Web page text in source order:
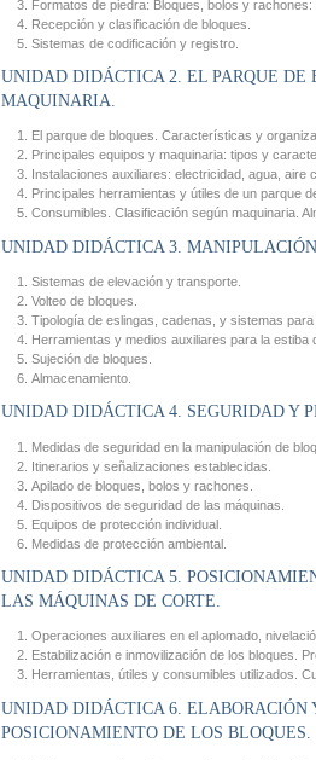
Formatos de piedra: Bloques, bolos y rachones:
Recepción y clasificación de bloques.
Sistemas de codificación y registro.
UNIDAD DIDÁCTICA 2. EL PARQUE DE
MAQUINARIA.
El parque de bloques. Características y
Principales equipos y maquinaria: tipos y
Instalaciones auxiliares: electricidad, agua, aire
Principales herramientas y útiles de un parque
Consumibles. Clasificación según maquinaria.
UNIDAD DIDÁCTICA 3.
Sistemas de elevación y transporte.
Volteo de bloques.
Tipología de eslingas, cadenas, y sistemas para
Herramientas y medios auxiliares para la estiba
Sujeción de bloques.
Almacenamiento.
UNIDAD DIDÁCTICA 4. SEGURIDAD Y
Medidas de seguridad en la manipulación de
Itinerarios y señalizaciones establecidas.
Apilado de bloques, bolos y rachones.
Dispositivos de seguridad de las máquinas.
Equipos de protección individual.
Medidas de protección ambiental.
UNIDAD DIDÁCTICA 5.
LAS MÁQUINAS DE CORTE.
Operaciones auxiliares en el aplomado,
Estabilización e inmovilización de los bloques.
Herramientas, útiles y consumibles utilizados.
UNIDAD DIDÁCTICA 6. ELABORACIÓN
POSICIONAMIENTO DE LOS BLOQUES.